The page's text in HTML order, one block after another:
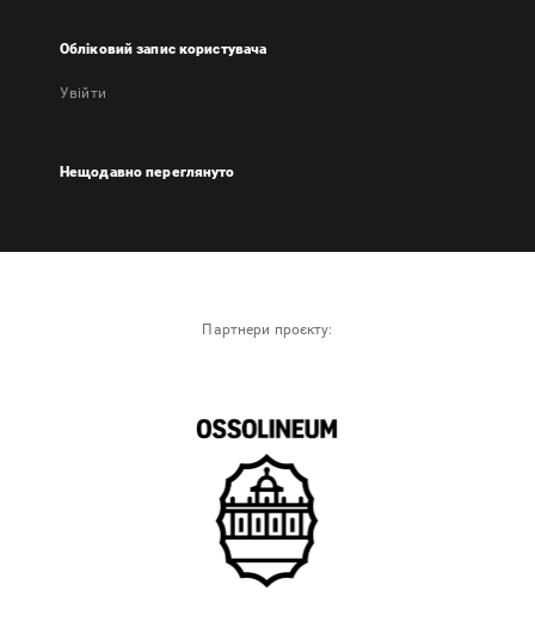
Обліковий запис користувача
Увійти
Нещодавно переглянуто
Партнери проєкту: